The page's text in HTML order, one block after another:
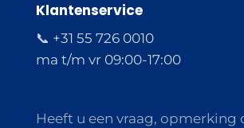
Klantenservice
📞 +31 55 726 0010
ma t/m vr 09:00-17:00
Heeft u een vraag, opmerking